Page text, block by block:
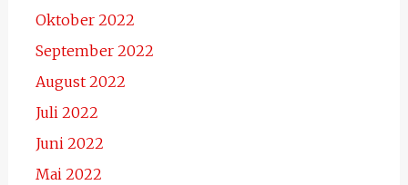
Oktober 2022
September 2022
August 2022
Juli 2022
Juni 2022
Mai 2022